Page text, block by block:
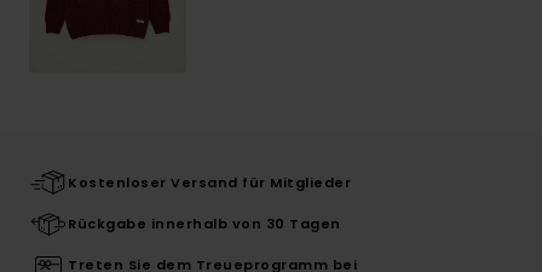
Kostenloser Versand für Mitglieder
Rückgabe innerhalb von 30 Tagen
Treten Sie dem Treueprogramm bei